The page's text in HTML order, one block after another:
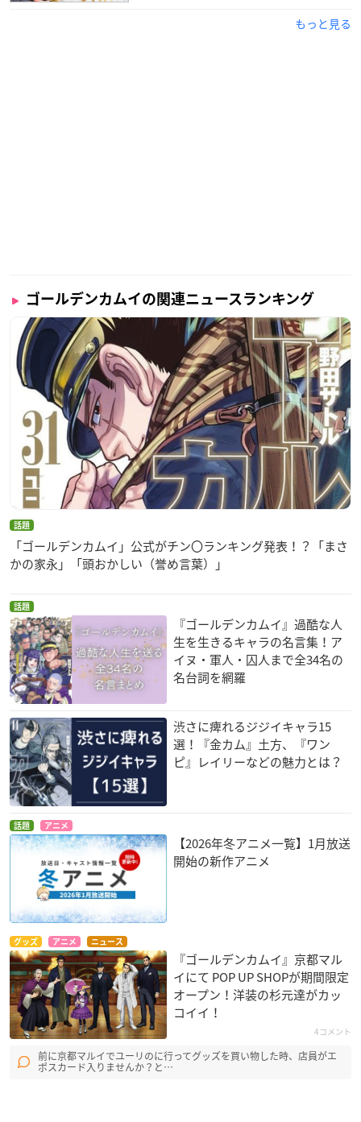
もっと見る
ゴールデンカムイの関連ニュースランキング
話題
「ゴールデンカムイ」公式がチン〇ランキング発表！？「まさ
かの家永」「頭おかしい（誉め言葉）」
話題
『ゴールデンカムイ』過酷な人
生を生きるキャラの名言集！ア
イヌ・軍人・囚人まで全34名の
名台詞を網羅
渋さに痺れるジジイキャラ15
選！『金カム』土方、『ワン
ピ』レイリーなどの魅力とは？
話題 アニメ
【2026年冬アニメ一覧】1月放送
開始の新作アニメ
グッズ アニメ ニュース
『ゴールデンカムイ』京都マル
イにて POP UP SHOPが期間限定
オープン！洋装の杉元達がカッ
コイイ！
4コメント
前に京都マルイでユーリのに行ってグッズを買い物した時、店員がエ
ポスカード入りませんか？と…